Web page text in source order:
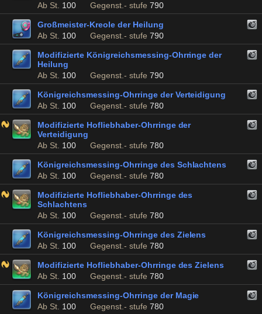
Ab St. 100 Gegenst.- stufe 790
Großmeister-Kreole der Heilung
Ab St. 100 Gegenst.- stufe 790
Modifizierte Königreichsmessing-Ohrringe der
Heilung
Ab St. 100 Gegenst.- stufe 790
Königreichsmessing-Ohrringe der Verteidigung
Ab St. 100 Gegenst.- stufe 780
Modifizierte Hofliebhaber-Ohrringe der
Verteidigung
Ab St. 100 Gegenst.- stufe 780
Königreichsmessing-Ohrringe des Schlachtens
Ab St. 100 Gegenst.- stufe 780
Modifizierte Hofliebhaber-Ohrringe des
Schlachtens
Ab St. 100 Gegenst.- stufe 780
Königreichsmessing-Ohrringe des Zielens
Ab St. 100 Gegenst.- stufe 780
Modifizierte Hofliebhaber-Ohrringe des Zielens
Ab St. 100 Gegenst.- stufe 780
Königreichsmessing-Ohrringe der Magie
Ab St. 100 Gegenst.- stufe 780